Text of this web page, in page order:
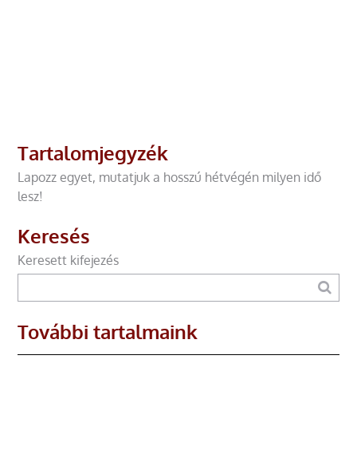
Tartalomjegyzék
Lapozz egyet, mutatjuk a hosszú hétvégén milyen idő
lesz!
Keresés
Keresett kifejezés
További tartalmaink